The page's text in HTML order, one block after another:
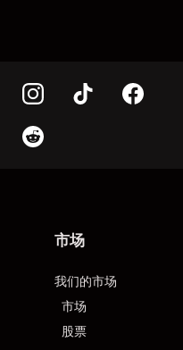
市场
我们的市场
市场
股票